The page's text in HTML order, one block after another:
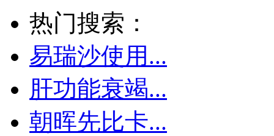
热门搜索：
易瑞沙使用...
肝功能衰竭...
朝晖先比卡...